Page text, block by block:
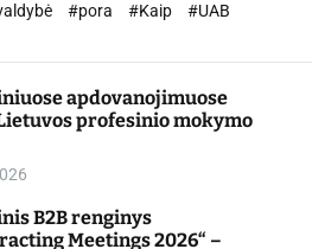
e
h
o
r
#pora #Kaip
#UAB
apdovanojimuose
profesinio mokymo
B2B renginys
Meetings 2026“ –